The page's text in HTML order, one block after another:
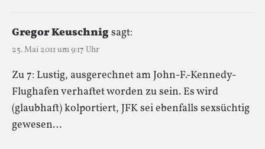
Gregor Keuschnigsagt:
25. Mai 2011 um 9:17 Uhr
Zu 7: Lustig, ausgerechnet am John-F.-Kennedy-
Flughafen verhaftet worden zu sein. Es wird
(glaubhaft) kolportiert, JFK sei ebenfalls sexsüchtig
gewesen…